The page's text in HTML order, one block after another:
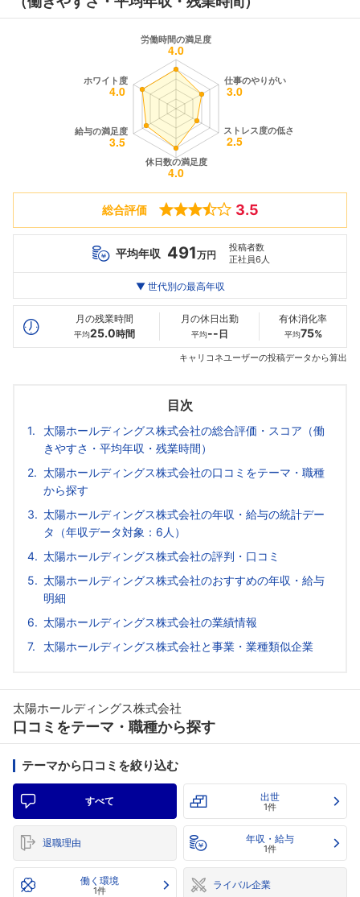
総合評価 3.5
平均年収 491万円
投稿者数
正社員6人
最高年収
20代
502万
30代
554万
--万
▼ 世代別の最高年収
月の残業時間
平均25.0時間
月の休日出勤
平均-- 日
有休消化率
平均75%
キャリコネユーザーの投稿データから算出
目次
太陽ホールディングス株式会社の総合評価・スコア（働
きやすさ・平均年収・残業時間）
太陽ホールディングス株式会社の口コミをテーマ・職種
から探す
太陽ホールディングス株式会社の年収・給与の統計デー
タ（年収データ対象：6人）
太陽ホールディングス株式会社の評判・口コミ
太陽ホールディングス株式会社のおすすめの年収・給与
明細
太陽ホールディングス株式会社の業績情報
太陽ホールディングス株式会社と事業・業種類似企業
太陽ホールディングス株式会社
口コミをテーマ・職種から探す
テーマから口コミを絞り込む
すべて 出世
1件
退職理由 年収・給与
1件
働く環境
1件 ライバル企業